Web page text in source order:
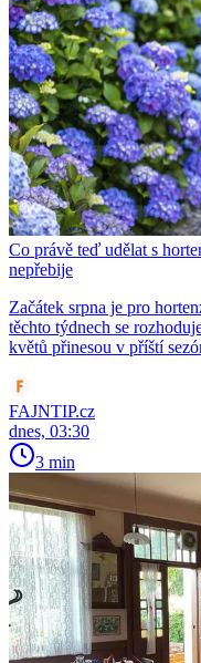
Co právě teď udělat s
nepřebije
Začátek srpna je pro
těchto týdnech se
květů přinesou v příští
FAJNTIP.cz
dnes, 03:30
3 min